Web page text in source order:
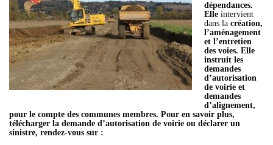
dépendances.
Elle intervient
dans la création,
l’aménagement
et l’entretien
des voies. Elle
instruit les
demandes
d’autorisation
de voirie et
demandes
d’alignement,
pour le compte des communes membres. Pour en savoir plus,
télécharger la demande d’autorisation de voirie ou déclarer un
sinistre, rendez-vous sur :